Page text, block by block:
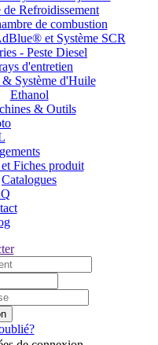
de Refroidissement
de combustion
et Système SCR
- Peste Diesel
d'entretien
Système d'Huile
Ethanol
& Outils
Fiches produit
Catalogues